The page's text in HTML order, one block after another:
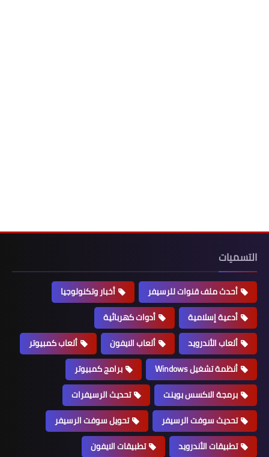
التسميات
أحدث ملف قنوات للرسيفر
أخبار وتكنولوجيا
أدعية إسلامية
أدوات كهربائية
ألعاب الأندرويد
ألعاب الايفون
ألعاب كمبيوتر
أنظمة تشغيل Windows
برامج كمبيوتر
برمجة الاكسس بوينت
تحديث الرسيفرات
تحديث سوفت الرسيفر
تحويل سوفت الرسيفر
تطبيقات الأندرويد
تطبيقات الايفون